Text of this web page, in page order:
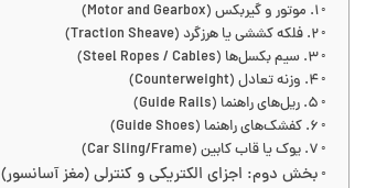
۱. موتور و گیربکس (Motor and Gearbox)
۲. فلکه کششی یا هرزگرد (Traction Sheave)
۳. سیم بکسل‌ها (Steel Ropes / Cables)
۴. وزنه تعادل (Counterweight)
۵. ریل‌های راهنما (Guide Rails)
۶. کفشک‌های راهنما (Guide Shoes)
۷. یوک یا قاب کابین (Car Sling/Frame)
بخش دوم: اجزای الکتریکی و کنترلی (مغز آسانسور)